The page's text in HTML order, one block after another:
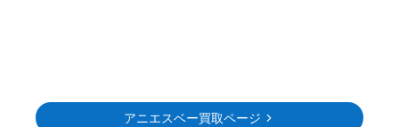
アニエスベー買取ページ